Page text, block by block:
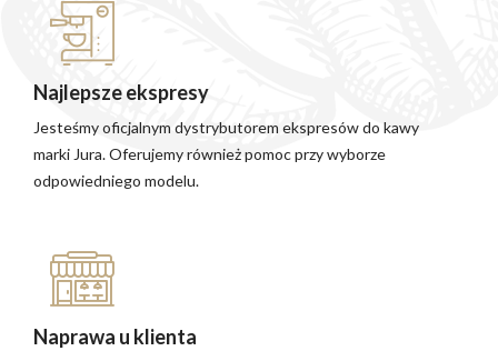
Najlepsze ekspresy
Jesteśmy oficjalnym dystrybutorem ekspresów do kawy
marki Jura. Oferujemy również pomoc przy wyborze
odpowiedniego modelu.
Naprawa u klienta